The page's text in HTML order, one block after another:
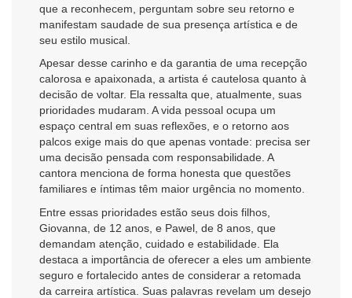
que a reconhecem, perguntam sobre seu retorno e
manifestam saudade de sua presença artística e de
seu estilo musical.
Apesar desse carinho e da garantia de uma recepção
calorosa e apaixonada, a artista é cautelosa quanto à
decisão de voltar. Ela ressalta que, atualmente, suas
prioridades mudaram. A vida pessoal ocupa um
espaço central em suas reflexões, e o retorno aos
palcos exige mais do que apenas vontade: precisa ser
uma decisão pensada com responsabilidade. A
cantora menciona de forma honesta que questões
familiares e íntimas têm maior urgência no momento.
Entre essas prioridades estão seus dois filhos,
Giovanna, de 12 anos, e Pawel, de 8 anos, que
demandam atenção, cuidado e estabilidade. Ela
destaca a importância de oferecer a eles um ambiente
seguro e fortalecido antes de considerar a retomada
da carreira artística. Suas palavras revelam um desejo